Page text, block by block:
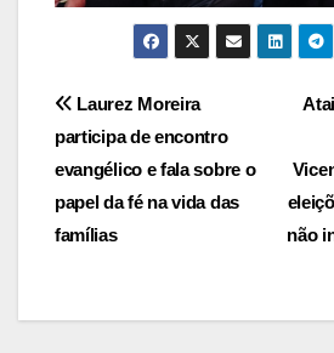
Post
navigation
não
Laurez Moreira
participa de encontro
evangélico e fala sobre o
papel da fé na vida das
famílias